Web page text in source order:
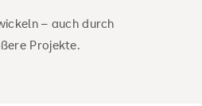
– auch durch
Projekte.